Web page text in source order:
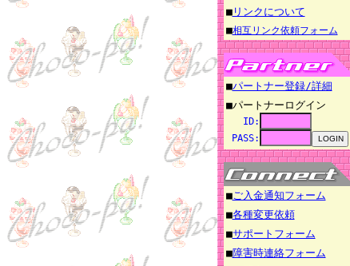
■リンクについて
■相互リンク依頼フォーム
■パートナー登録/詳細
■パートナーログイン
ID:
PASS:
■ご入金通知フォーム
■各種変更依頼
■サポートフォーム
■障害時連絡フォーム